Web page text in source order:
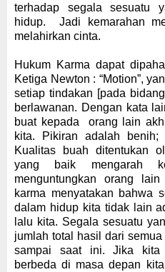
terhadap segala sesuatu
hidup.
Jadi kemarahan
melahirkan cinta.
Hukum Karma dapat
Ketiga Newton : “Motion”,
setiap tindakan [pada
berlawanan. Dengan kata
buat kepada
orang lain
kita. Pikiran adalah benih;
Kualitas buah ditentukan
yang baik mengarah
menguntungkan orang
karma menyatakan bahwa
dalam hidup kita tidak lain
lalu kita. Segala sesuatu
jumlah total hasil dari semua
sampai saat ini. Jika
berbeda di masa depan